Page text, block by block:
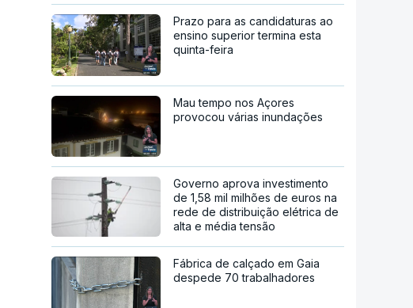
Prazo para as candidaturas ao
ensino superior termina esta
quinta-feira
Mau tempo nos Açores
provocou várias inundações
Governo aprova investimento
de 1,58 mil milhões de euros na
rede de distribuição elétrica de
alta e média tensão
Fábrica de calçado em Gaia
despede 70 trabalhadores